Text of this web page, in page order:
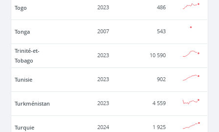
Togo 2023 486
Tonga 2007 543
Trinité-et-
Tobago
2023 10 590
Tunisie 2023 902
Turkménistan 2023 4 559
Turquie 2024 1 925